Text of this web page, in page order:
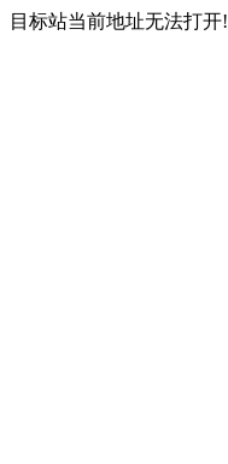
目标站当前地址无法打开!